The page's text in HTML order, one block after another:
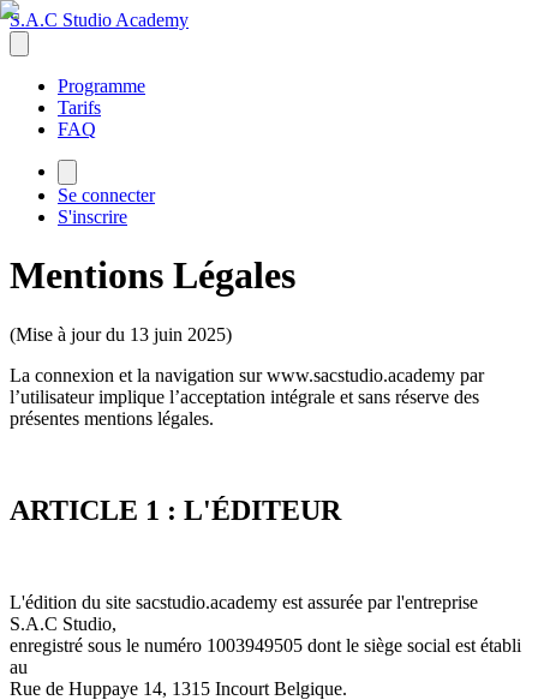
S.A.C Studio Academy
Programme
Tarifs
FAQ
Se connecter
S'inscrire
Mentions Légales
(Mise à jour du 13 juin 2025)
La connexion et la navigation sur www.sacstudio.academy par
l’utilisateur implique l’acceptation intégrale et sans réserve des
présentes mentions légales.
ARTICLE 1 : L'ÉDITEUR
L'édition du site sacstudio.academy est assurée par l'entreprise
S.A.C Studio,
enregistré sous le numéro 1003949505 dont le siège social est établi
au
Rue de Huppaye 14, 1315 Incourt Belgique.